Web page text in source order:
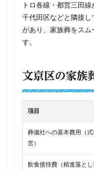
トロ各線・都営三田
千代田区などと隣接
があり、家族葬をスム
す。
文京区の家族
項目
葬儀社への基本費用（
営）
飲食接待費（精進落とし